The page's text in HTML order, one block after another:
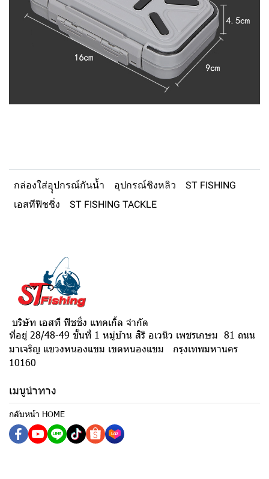
กล่องใส่อุุปกรณ์กันน้ำ อุปกรณ์ชิงหลิว
ST FISHING
เอสทีฟิชชิ่ง
ST FISHING TACKLE
บริษัท เอสที ฟิชชิ่ง แทคเกิ้ล จำกัด
ที่อยู่ 28/48-49 ชั้นที่ 1 หมู่บ้าน สิริ อเวนิว เพชรเกษม 81 ถนน
มาเจริญ แขวงหนองแขม เขตหนองแขม กรุงเทพมหานคร
10160
เมนูนำทาง
กลับหน้า HOME